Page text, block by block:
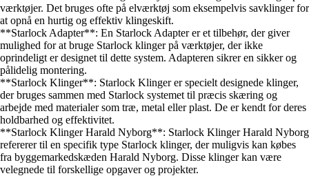
værktøjer. Det bruges ofte på elværktøj som eksempelvis savklinger for
at opnå en hurtig og effektiv klingeskift.
**Starlock Adapter**: En Starlock Adapter er et tilbehør, der giver
mulighed for at bruge Starlock klinger på værktøjer, der ikke
oprindeligt er designet til dette system. Adapteren sikrer en sikker og
pålidelig montering.
**Starlock Klinger**: Starlock Klinger er specielt designede klinger,
der bruges sammen med Starlock systemet til præcis skæring og
arbejde med materialer som træ, metal eller plast. De er kendt for deres
holdbarhed og effektivitet.
**Starlock Klinger Harald Nyborg**: Starlock Klinger Harald Nyborg
refererer til en specifik type Starlock klinger, der muligvis kan købes
fra byggemarkedskæden Harald Nyborg. Disse klinger kan være
velegnede til forskellige opgaver og projekter.